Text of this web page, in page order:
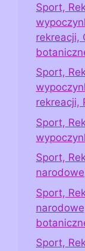
Sport,
rekreacji,
Sport,
rekreacji,
Sport,
Sport,
narodowe
Sport,
Sport,